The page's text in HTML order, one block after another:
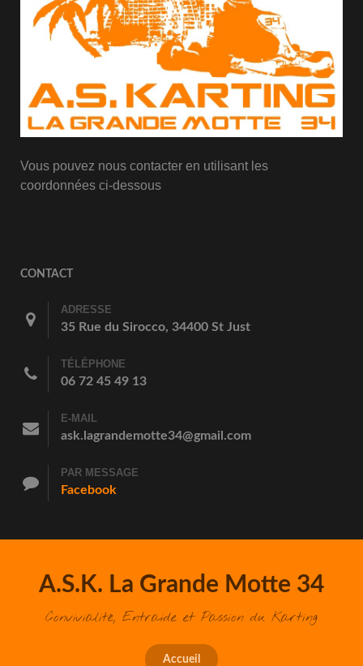
Vous pouvez nous contacter en utilisant les
coordonnées ci-dessous
CONTACT
ADRESSE
35 Rue du Sirocco, 34400 St Just
TÉLÉPHONE
06 72 45 49 13
E-MAIL
ask.lagrandemotte34@gmail.com
PAR MESSAGE
Facebook
A.S.K. La Grande Motte 34
Convivialité, Entraide et Passion du Karting
Accueil